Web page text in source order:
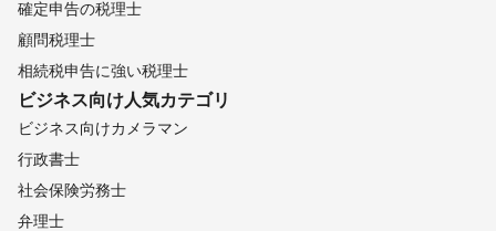
確定申告の税理士
顧問税理士
相続税申告に強い税理士
ビジネス向け人気カテゴリ
ビジネス向けカメラマン
行政書士
社会保険労務士
弁理士